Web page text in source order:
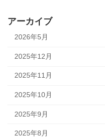
アーカイブ
2026年5月
2025年12月
2025年11月
2025年10月
2025年9月
2025年8月